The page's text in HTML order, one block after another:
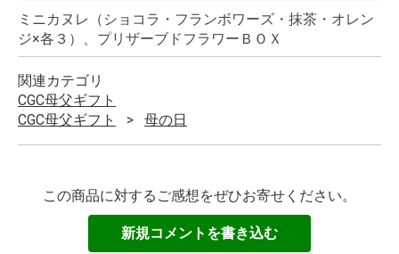
ミニカヌレ（ショコラ・フランボワーズ・抹茶・オレン
ジ×各３）、プリザーブドフラワーＢＯＸ
関連カテゴリ
CGC母父ギフト
CGC母父ギフト
母の日
この商品に対するご感想をぜひお寄せください。
新規コメントを書き込む